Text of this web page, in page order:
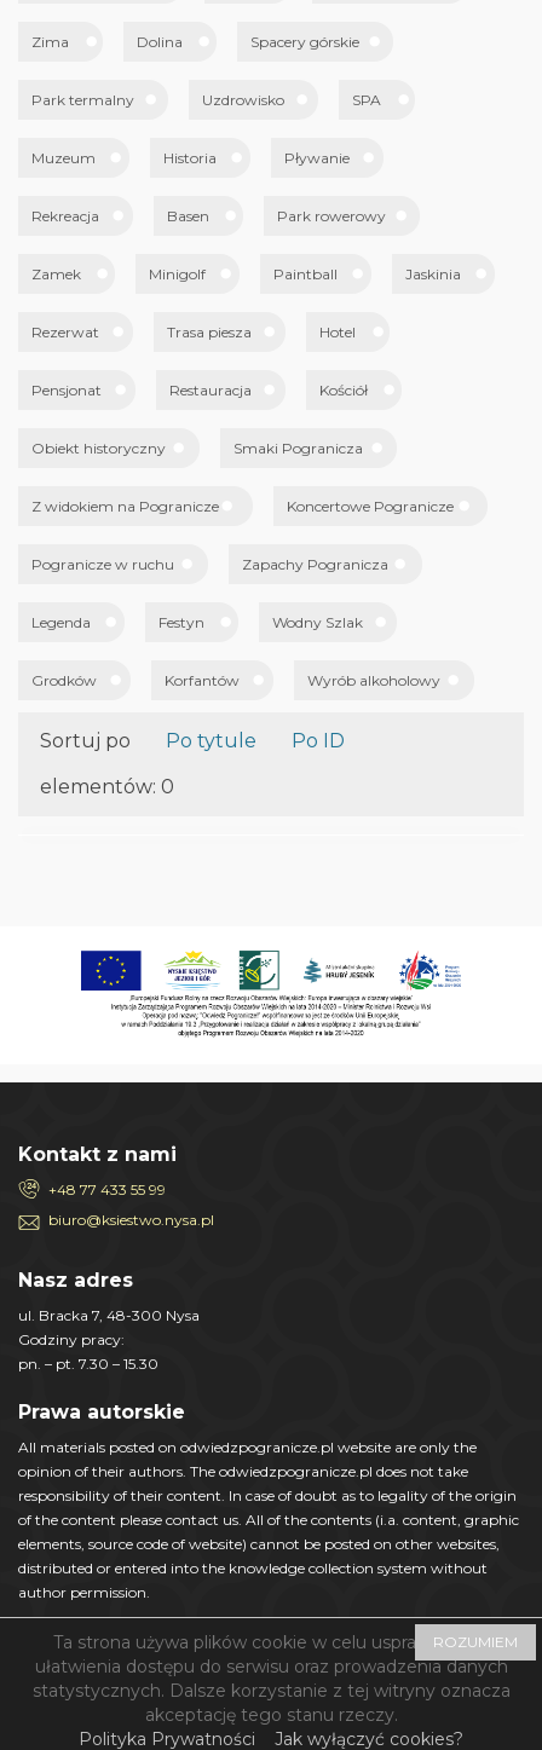
Zima Dolina Spacery górskie
Park termalny Uzdrowisko SPA
Muzeum Historia Pływanie
Rekreacja Basen Park rowerowy
Zamek Minigolf Paintball Jaskinia
Rezerwat Trasa piesza Hotel
Pensjonat Restauracja Kościół
Obiekt historyczny Smaki Pogranicza
Z widokiem na Pogranicze Koncertowe Pogranicze
Pogranicze w ruchu Zapachy Pogranicza
Legenda Festyn Wodny Szlak
Grodków Korfantów Wyrób alkoholowy
Sortuj po Po tytule
Po ID
elementów: 0
Kontakt z nami
+48 77 433 55 99
biuro@ksiestwo.nysa.pl
Nasz adres
ul. Bracka 7, 48-300 Nysa
Godziny pracy:
pn. – pt. 7.30 – 15.30
Prawa autorskie
All materials posted on odwiedzpogranicze.pl website are only the
opinion of their authors. The odwiedzpogranicze.pl does not take
responsibility of their content. In case of doubt as to legality of the origin
of the content please contact us. All of the contents (i.a. content, graphic
elements, source code of website) cannot be posted on other websites,
distributed or entered into the knowledge collection system without
author permission.
© Nyskie Księstwo Jezior i Gór 2018 - Zaprojektowane przez
SoftwareSystem.pl
Ta strona używa plików cookie w celu usprawnienia i
ułatwienia dostępu do serwisu oraz prowadzenia danych
statystycznych. Dalsze korzystanie z tej witryny oznacza
akceptację tego stanu rzeczy.
Polityka Prywatności
Jak wyłączyć cookies?
ROZUMIEM